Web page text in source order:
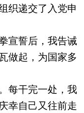
织递交了入党申
宣誓后，我告诫
做起，为国家多
每干完一处，我
幸自己又往前走